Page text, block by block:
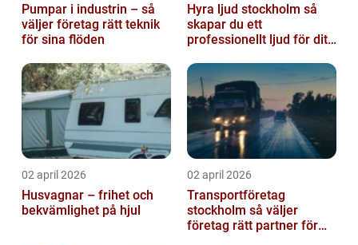
Pumpar i industrin – så
väljer företag rätt teknik
för sina flöden
Hyra ljud stockholm så
skapar du ett
professionellt ljud för ditt
02 april 2026
Husvagnar – frihet och
bekvämlighet på hjul
02 april 2026
Transportföretag
stockholm så väljer
företag rätt partner för